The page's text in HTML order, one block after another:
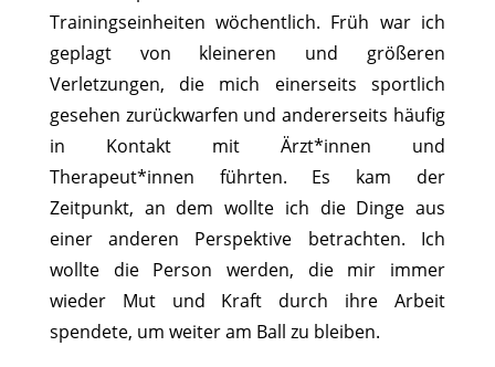
Trainingseinheiten wöchentlich. Früh war ich
geplagt von kleineren und größeren
Verletzungen, die mich einerseits sportlich
gesehen zurückwarfen und andererseits häufig
in Kontakt mit Ärzt*innen und
Therapeut*innen führten. Es kam der
Zeitpunkt, an dem wollte ich die Dinge aus
einer anderen Perspektive betrachten. Ich
wollte die Person werden, die mir immer
wieder Mut und Kraft durch ihre Arbeit
spendete, um weiter am Ball zu bleiben.